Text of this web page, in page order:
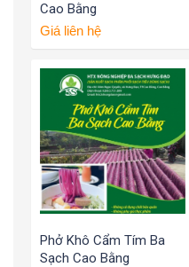
Cao Bằng
Giá liên hệ
Phở Khô Cẩm Tím Ba
Sạch Cao Bằng